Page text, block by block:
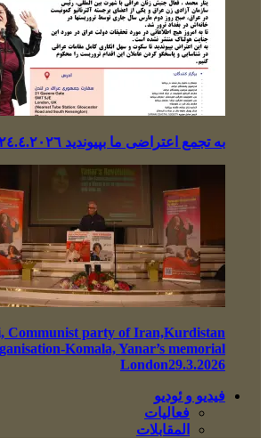
بە تجمع اعتراضی ما بپیوندید ٢٤.٤.٢٠٢٦
Communist party of Iran,Kurdistan
Komala, Yanar’s memorial
London29.3.2026
فيديو و ئوديو
فعاليات
المقابلات